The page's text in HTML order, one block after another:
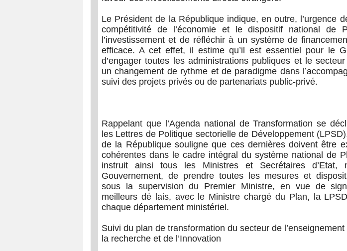
Le Président de la République indique, en outre, l’urgence
compétitivité de l’économie et le dispositif national de
l’investissement et de réfléchir à un système de
efficace. A cet effet, il estime qu’il est essentiel pour le
d’engager toutes les administrations publiques et le
un changement de rythme et de paradigme dans
suivi des projets privés ou de partenariats public-privé.
Rappelant que l’Agenda national de Transformation se
les Lettres de Politique sectorielle de Développement
de la République souligne que ces dernières doivent être
cohérentes dans le cadre intégral du système national de
instruit ainsi tous les Ministres et Secrétaires d’Etat,
Gouvernement, de prendre toutes les mesures et
sous la supervision du Premier Ministre, en vue de
meilleurs dé lais, avec le Ministre chargé du Plan, la
chaque département ministériel.
Suivi du plan de transformation du secteur de
la recherche et de l’Innovation